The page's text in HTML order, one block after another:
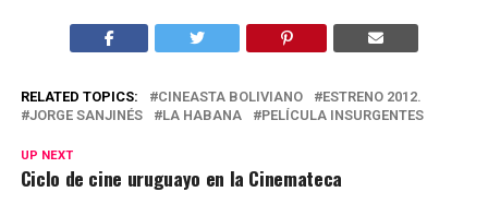
RELATED TOPICS: CINEASTA BOLIVIANO
ESTRENO 2012.
JORGE SANJINÉS
LA HABANA PELÍCULA INSURGENTES
UP NEXT
Ciclo de cine uruguayo en la Cinemateca